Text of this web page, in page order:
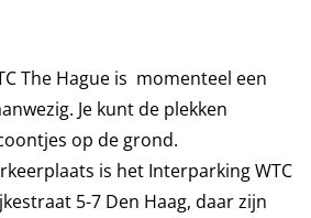
The Hague is momenteel een
Je kunt de plekken
op de grond.
is het Interparking WTC
5-7 Den Haag, daar zijn